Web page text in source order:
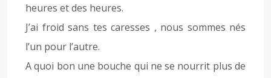
heures et des heures.
J’ai froid sans tes caresses , nous sommes nés
l’un pour l’autre.
A quoi bon une bouche qui ne se nourrit plus de